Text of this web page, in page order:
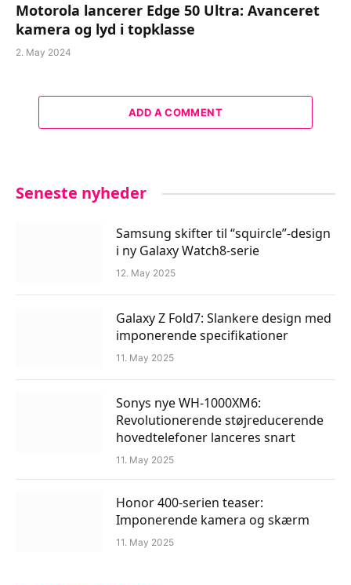
Motorola lancerer Edge 50 Ultra: Avanceret
kamera og lyd i topklasse
2. May 2024
ADD A COMMENT
Seneste nyheder
Samsung skifter til “squircle”-design
i ny Galaxy Watch8-serie
12. May 2025
Galaxy Z Fold7: Slankere design med
imponerende specifikationer
11. May 2025
Sonys nye WH-1000XM6:
Revolutionerende støjreducerende
hovedtelefoner lanceres snart
11. May 2025
Honor 400-serien teaser:
Imponerende kamera og skærm
11. May 2025